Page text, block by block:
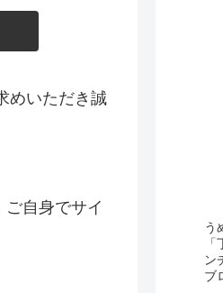
めいただき誠
自身でサイ
う
ン
ブ